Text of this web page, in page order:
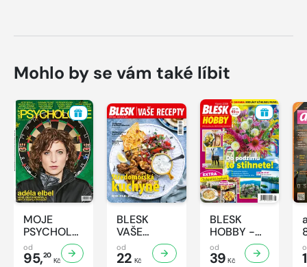
Mohlo by se vám také líbit
MOJE
PSYCHOLOGIE
- 8/2026
od
95,20
Kč
BLESK
VAŠE
RECEPTY -
8/2026
od
22 Kč
BLESK
HOBBY -
8/2026
od
39 Kč